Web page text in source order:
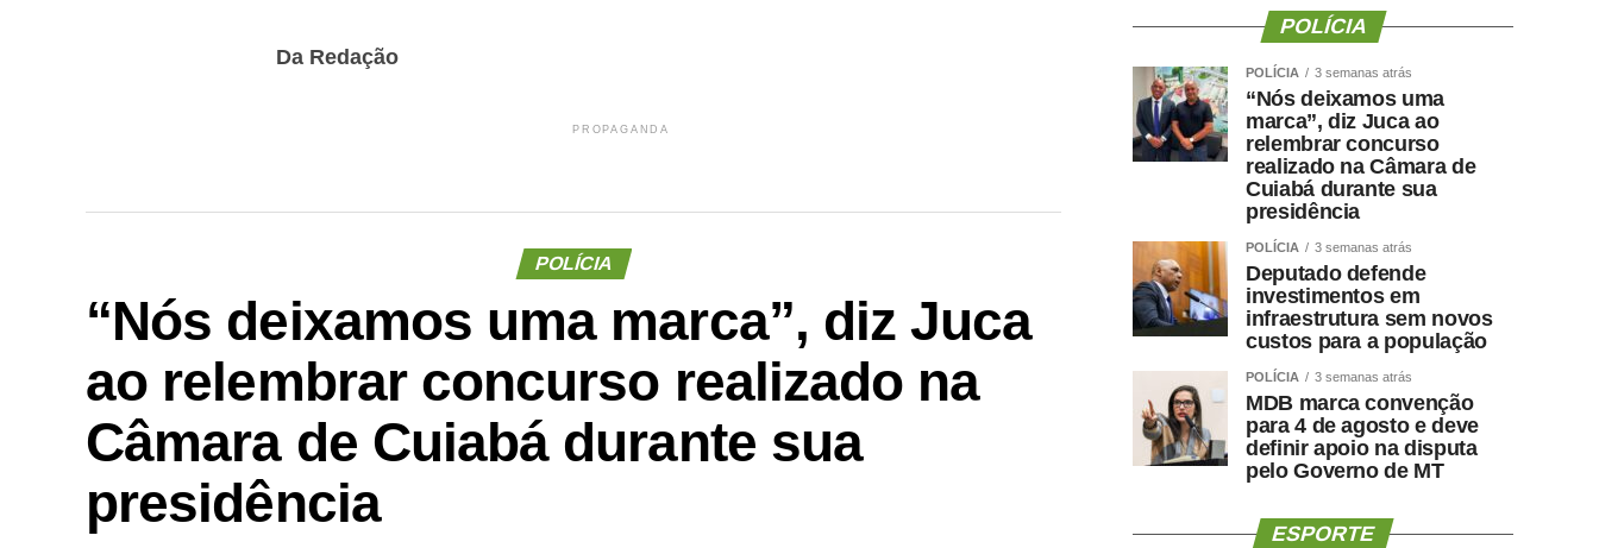
Da Redação
PROPAGANDA
POLÍCIA
“Nós deixamos uma marca”, diz Juca
ao relembrar concurso realizado na
Câmara de Cuiabá durante sua
presidência
POLÍCIA
POLÍCIA 3 semanas atrás
“Nós deixamos uma
marca”, diz Juca ao
relembrar concurso
realizado na Câmara de
Cuiabá durante sua
presidência
POLÍCIA 3 semanas atrás
Deputado defende
investimentos em
infraestrutura sem novos
custos para a população
POLÍCIA 3 semanas atrás
MDB marca convenção
para 4 de agosto e deve
definir apoio na disputa
pelo Governo de MT
ESPORTE